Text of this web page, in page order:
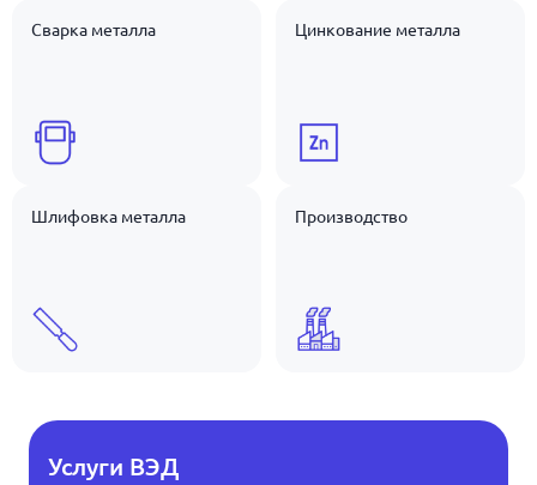
Сварка металла Цинкование металла
Шлифовка металла Производство
Услуги ВЭД